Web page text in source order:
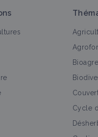
Tout Portrait de ferme
Cycle